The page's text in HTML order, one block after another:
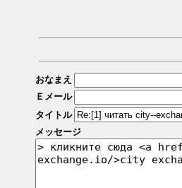
おなまえ
Ｅメール
タイトル
メッセージ